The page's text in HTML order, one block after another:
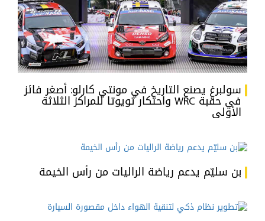
سولبرغ يصنع التاريخ في مونتي كارلو: أصغر فائز
في حقبة WRC واحتكار تويوتا للمراكز الثلاثة
الأولى
بن سليّم يدعم رياضة الراليات من رأس الخيمة